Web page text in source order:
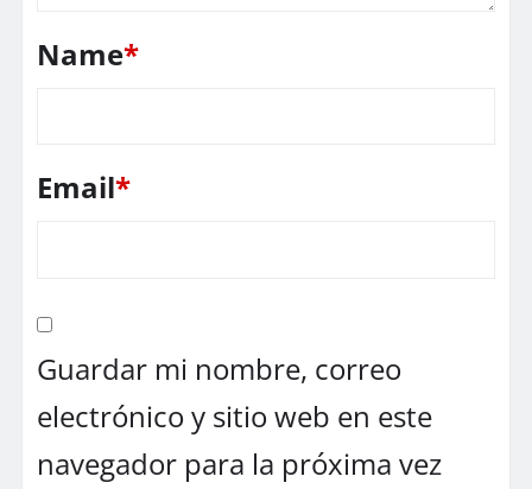
Name*
Email*
Guardar mi nombre, correo
electrónico y sitio web en este
navegador para la próxima vez